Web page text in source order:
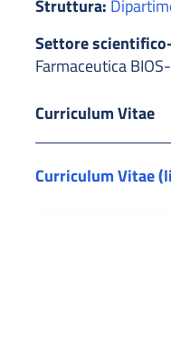
Struttura:
Settore
Farmaceutica
Curriculum Vitae
Curriculum Vitae